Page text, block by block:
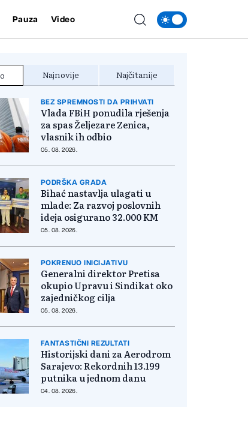
Pauza Video
Najnovije Najčitanije
BEZ SPREMNOSTI DA PRIHVATI
Vlada FBiH ponudila rješenja
za spas Željezare Zenica,
vlasnik ih odbio
05. 08. 2026.
PODRŠKA GRADA
Bihać nastavlja ulagati u
mlade: Za razvoj poslovnih
ideja osigurano 32.000 KM
05. 08. 2026.
POKRENUO INICIJATIVU
Generalni direktor Pretisa
okupio Upravu i Sindikat oko
zajedničkog cilja
05. 08. 2026.
FANTASTIČNI REZULTATI
Historijski dani za Aerodrom
Sarajevo: Rekordnih 13.199
putnika u jednom danu
04. 08. 2026.